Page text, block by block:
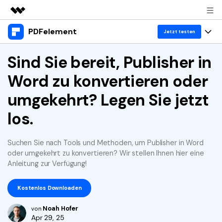
Top-Produkte
Dienstprogramme
Business
Überblick
Über uns
Presseraum
Support
PDFelement Jetzt testen
Produkte
Desktop
PDFelement für Windows
Mobile App
PDFelement für iPhone/iPad
PDFelement für Android
Cloud
Lösungen
Benutzer im Bildungswesen
PDF kommentieren
PDF erstellen
PDF kombinieren
Ressourcen
Top PDF-Software
How-Tos
Mac-Software
OCR PDF Tipps
KMU von 1-10p
10p+ Unternehmen
Jetzt kaufen
Sind Sie bereit, Publisher in
Word zu konvertieren oder
umgekehrt? Legen Sie jetzt
los.
Suchen Sie nach Tools und Methoden, um Publisher in Word
oder umgekehrt zu konvertieren? Wir stellen Ihnen hier eine
Anleitung zur Verfügung!
Kostenlos Downloaden
von Noah Hofer
Apr 29, 25